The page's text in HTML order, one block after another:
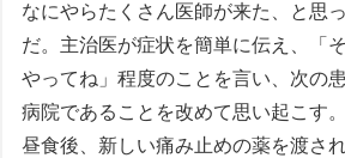
なにやらたくさん医師が来た、と思
だ。主治医が症状を簡単に伝え、「
やってね」程度のことを言い、次の
病院であることを改めて思い起こす。
昼食後、新しい痛み止めの薬を渡さ